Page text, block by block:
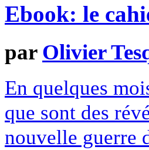
Ebook: le
par Olivier
En quelques
que sont des
nouvelle guerre